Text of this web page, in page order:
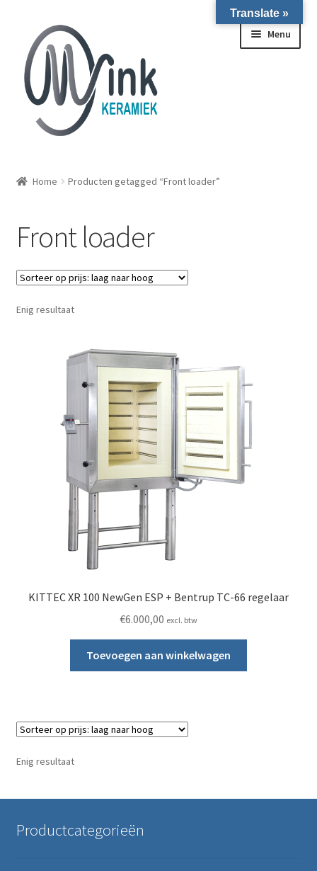
Ga door naar navigatie
Ga naar de inhoud
Menu
WIERINGERWERF
Informatie
Home Producten getagged “Front loader”
Front loader
Enig resultaat
KITTEC XR 100 NewGen ESP + Bentrup TC-66 regelaar
€6.000,00 excl. btw
Toevoegen aan winkelwagen
Enig resultaat
Productcategorieën
Translate »